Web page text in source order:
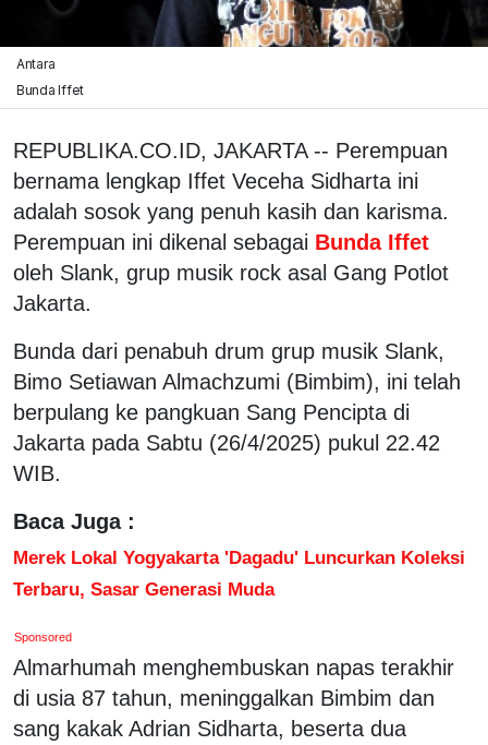
Antara
Bunda Iffet
REPUBLIKA.CO.ID, JAKARTA -- Perempuan
bernama lengkap Iffet Veceha Sidharta ini
adalah sosok yang penuh kasih dan karisma.
Perempuan ini dikenal sebagai Bunda Iffet
oleh Slank, grup musik rock asal Gang Potlot
Jakarta.
Bunda dari penabuh drum grup musik Slank,
Bimo Setiawan Almachzumi (Bimbim), ini telah
berpulang ke pangkuan Sang Pencipta di
Jakarta pada Sabtu (26/4/2025) pukul 22.42
WIB.
Baca Juga :
Merek Lokal Yogyakarta 'Dagadu' Luncurkan Koleksi
Terbaru, Sasar Generasi Muda
Sponsored
Almarhumah menghembuskan napas terakhir
di usia 87 tahun, meninggalkan Bimbim dan
sang kakak Adrian Sidharta, beserta dua